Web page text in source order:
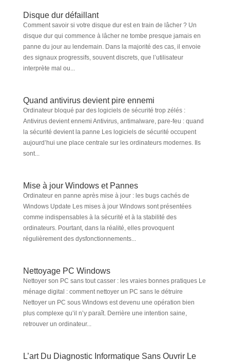
Disque dur défaillant
Comment savoir si votre disque dur est en train de lâcher ? Un
disque dur qui commence à lâcher ne tombe presque jamais en
panne du jour au lendemain. Dans la majorité des cas, il envoie
des signaux progressifs, souvent discrets, que l’utilisateur
interprète mal ou...
Quand antivirus devient pire ennemi
Ordinateur bloqué par des logiciels de sécurité trop zélés :
Antivirus devient ennemi Antivirus, antimalware, pare-feu : quand
la sécurité devient la panne Les logiciels de sécurité occupent
aujourd’hui une place centrale sur les ordinateurs modernes. Ils
sont...
Mise à jour Windows et Pannes
Ordinateur en panne après mise à jour : les bugs cachés de
Windows Update Les mises à jour Windows sont présentées
comme indispensables à la sécurité et à la stabilité des
ordinateurs. Pourtant, dans la réalité, elles provoquent
régulièrement des dysfonctionnements...
Nettoyage PC Windows
Nettoyer son PC sans tout casser : les vraies bonnes pratiques Le
ménage digital : comment nettoyer un PC sans le détruire
Nettoyer un PC sous Windows est devenu une opération bien
plus complexe qu’il n’y paraît. Derrière une intention saine,
retrouver un ordinateur...
L’art Du Diagnostic Informatique Sans Ouvrir Le